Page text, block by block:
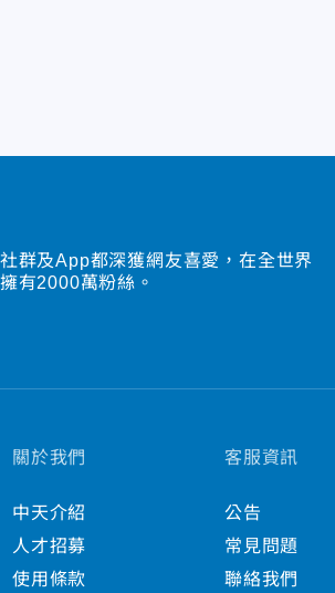
群及App都深獲網友喜愛，在全世界
有2000萬粉絲。
關於我們
中天介紹
人才招募
使用條款
客服資訊
公告
常見問題
聯絡我們